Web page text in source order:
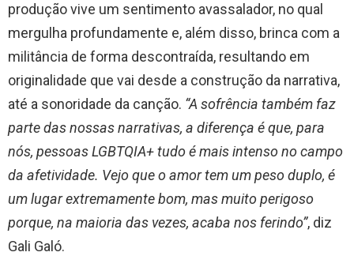
produção vive um sentimento avassalador, no qual
mergulha profundamente e, além disso, brinca com a
militância de forma descontraída, resultando em
originalidade que vai desde a construção da narrativa,
até a sonoridade da canção. “A sofrência também faz
parte das nossas narrativas, a diferença é que, para
nós, pessoas LGBTQIA+ tudo é mais intenso no campo
da afetividade. Vejo que o amor tem um peso duplo, é
um lugar extremamente bom, mas muito perigoso
porque, na maioria das vezes, acaba nos ferindo”, diz
Gali Galó.